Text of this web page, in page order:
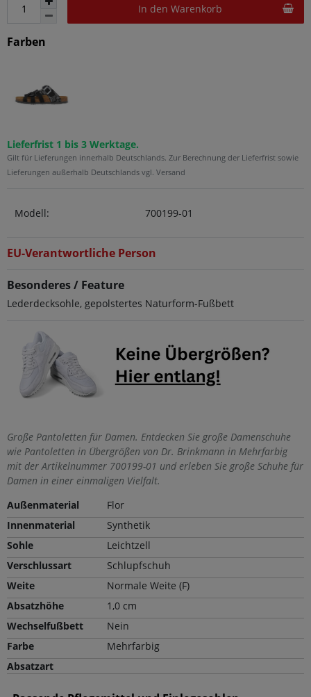
In den Warenkorb
Farben
Lieferfrist 1 bis 3 Werktage.
Gilt für Lieferungen innerhalb Deutschlands. Zur Berechnung der Lieferfrist sowie
Lieferungen außerhalb Deutschlands vgl. Versand
Modell: 700199-01
EU-Verantwortliche Person
Besonderes / Feature
Lederdecksohle, gepolstertes Naturform-Fußbett
Große Pantoletten für Damen. Entdecken Sie große Damenschuhe
wie Pantoletten in Übergrößen von Dr. Brinkmann in Mehrfarbig
mit der Artikelnummer 700199-01 und erleben Sie große Schuhe für
Damen in einer einmaligen Vielfalt.
Außenmaterial
Flor
Innenmaterial
Synthetik
Sohle
Leichtzell
Verschlussart
Schlupfschuh
Weite
Normale Weite (F)
Absatzhöhe
1,0 cm
Wechselfußbett
Nein
Farbe
Mehrfarbig
Absatzart